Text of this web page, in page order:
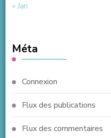
« Jan
Méta
Connexion
Flux des publications
Flux des commentaires